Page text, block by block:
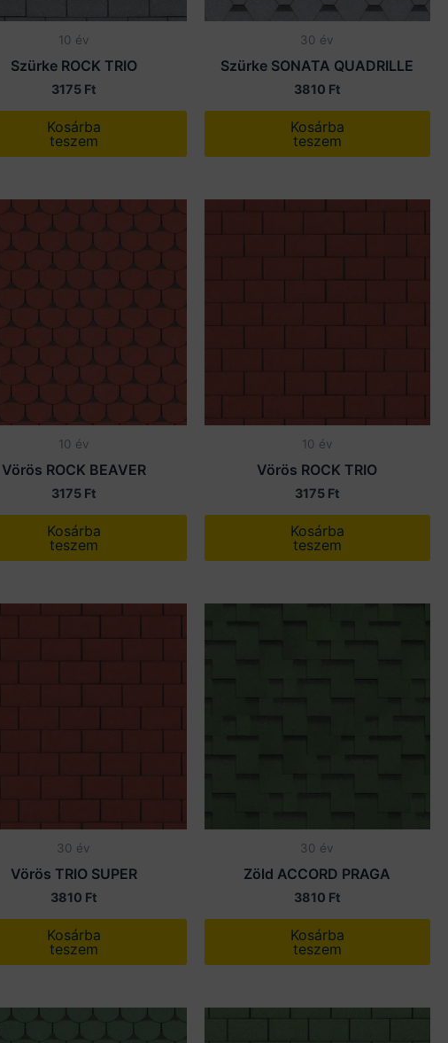
10 év
Szürke ROCK TRIO
3175 Ft
Kosárba
teszem
30 év
Szürke SONATA QUADRILLE
3810 Ft
Kosárba
teszem
10 év
Vörös ROCK BEAVER
3175 Ft
Kosárba
teszem
10 év
Vörös ROCK TRIO
3175 Ft
Kosárba
teszem
30 év
Vörös TRIO SUPER
3810 Ft
Kosárba
teszem
30 év
Zöld ACCORD PRAGA
3810 Ft
Kosárba
teszem